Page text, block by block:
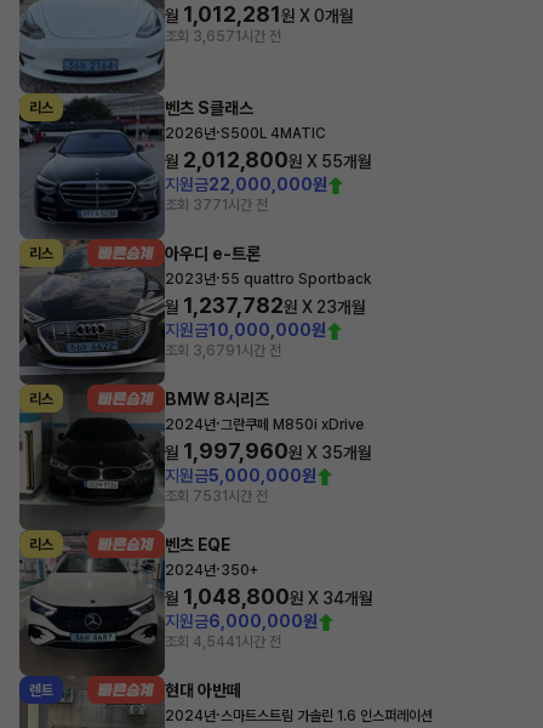
월 1,012,281원 X0개월
조회 3,6571시간 전
리스 벤츠 S클래스
2026년·S500L 4MATIC
월 2,012,800원 X 55개월
지원금22,000,000원
조회 3771시간 전
리스 아우디 e-트론
2023년·55 quattro Sportback
월 1,237,782원 X 23개월
지원금10,000,000원
조회 3,6791시간 전
리스 BMW 8시리즈
2024년·그란쿠페 M850i xDrive
월 1,997,960원 X 35개월
지원금5,000,000원
조회 7531시간 전
리스 벤츠 EQE
2024년·350+
월 1,048,800원 X 34개월
지원금6,000,000원
조회 4,5441시간 전
렌트 현대 아반떼
2024년·스마트스트림 가솔린 1.6 인스퍼레이션